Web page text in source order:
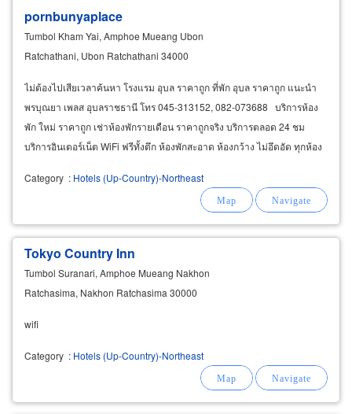
pornbunyaplace
Tumbol Kham Yai, Amphoe Mueang Ubon
Ratchathani, Ubon Ratchathani 34000
ไม่ต้องไปเสียเวลาค้นหา โรงแรม อุบล ราคาถูก ที่พัก อุบล ราคาถูก แนะนำ
พรบุณยา เพลส อุบลราชธานี โทร 045-313152, 082-073688 บริการห้อง
พัก ใหม่ ราคาถูก เช่าห้องพักรายเดือน ราคาถูกจริง บริการตลอด 24 ชม
บริการอินเตอร์เน็ต WiFi ฟรีทั้งตึก ห้องพักสะอาด ห้องกว้าง ไม่อึดอัด ทุกห้อง
Category : Hotels (Up-Country)-Northeast
Tokyo Country Inn
Tumbol Suranari, Amphoe Mueang Nakhon
Ratchasima, Nakhon Ratchasima 30000
wifi
Category : Hotels (Up-Country)-Northeast